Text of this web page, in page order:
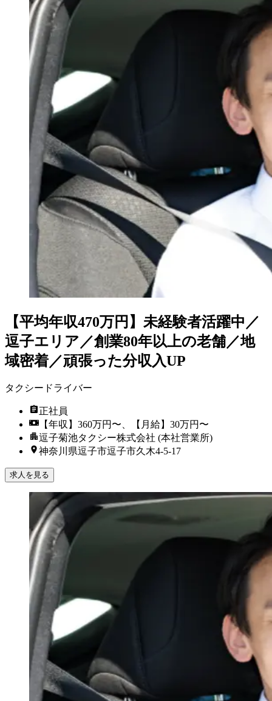
【平均年収470万円】未経験者活躍中／
逗子エリア／創業80年以上の老舗／地
域密着／頑張った分収入UP
タクシードライバー
正社員
【年収】360万円〜、【月給】30万円〜
逗子菊池タクシー株式会社 (本社営業所)
神奈川県逗子市逗子市久木4-5-17
求人を見る